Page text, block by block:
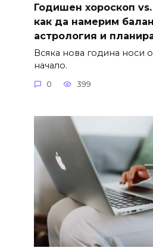
Годишен хороскоп
как да намерим
астрология и
Всяка нова година носи
начало.
0 399